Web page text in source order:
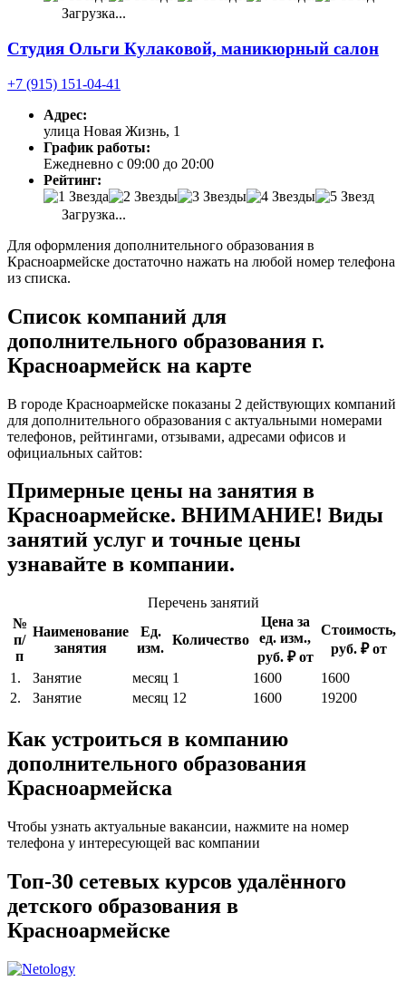
Загрузка...
Студия Ольги Кулаковой, маникюрный салон
+7 (915) 151-04-41
Адрес:
улица Новая Жизнь, 1
График работы:
Ежедневно с 09:00 до 20:00
Рейтинг:
Загрузка...
Для оформления дополнительного образования в
Красноармейске достаточно нажать на любой номер телефона
из списка.
Список компаний для
дополнительного образования г.
Красноармейск на карте
В городе Красноармейске показаны 2 действующих компаний
для дополнительного образования с актуальными номерами
телефонов, рейтингами, отзывами, адресами офисов и
официальных сайтов:
Примерные цены на занятия в
Красноармейске. ВНИМАНИЕ! Виды
занятий услуг и точные цены
узнавайте в компании.
Перечень занятий
№
п/
п
Наименование
занятия
Ед.
изм.
Количество
Цена за
ед. изм.,
руб. ₽ от
Стоимость,
руб. ₽ от
1.
Занятие месяц 1 1600
1600
2.
Занятие месяц 12 1600 19200
Как устроиться в компанию
дополнительного образования
Красноармейска
Чтобы узнать актуальные вакансии, нажмите на номер
телефона у интересующей вас компании
Топ-30 сетевых курсов удалённого
детского образования в
Красноармейске